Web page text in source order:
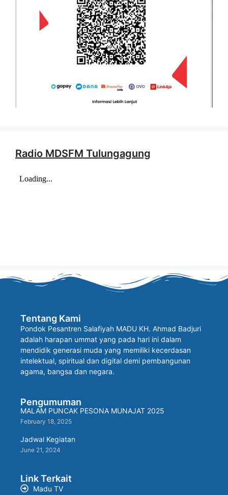
Radio MDSFM Tulungagung
Tentang Kami
Pondok Pesantren Salafiyah MADU KH. Ahmad Badjuri
adalah harapan ummat yang pada hari ini dalam
mendidik generasi muda yang memiliki kecerdasan
intelektual, spiritual dan digital demi pembangunan
agama, bangsa dan negara.
Pengumuman
MALAM PUNCAK PESONA MUNAJAT 2025
February 18, 2025
Jadwal Kegiatan
June 21, 2024
Link Terkait
Madu TV